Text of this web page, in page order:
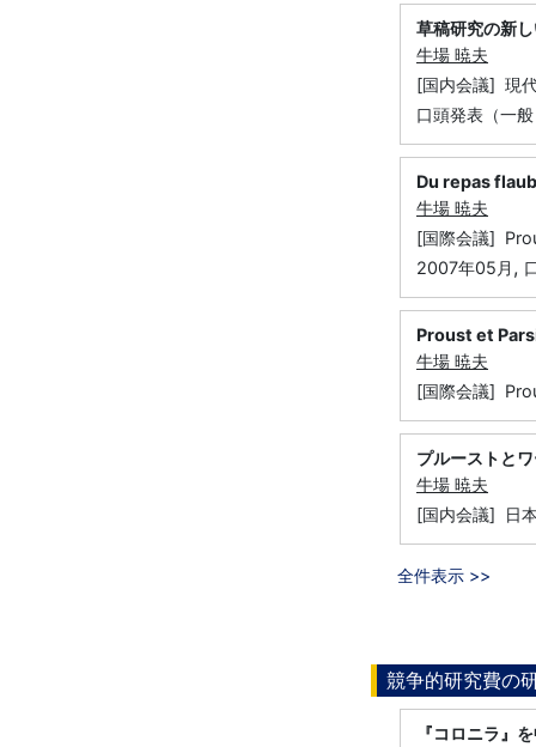
草稿研究の新
牛場 暁夫
[国内会議] 現
口頭発表（一
Du repas
牛場 暁夫
[国際会議]
2007年05月 ,
Proust et
牛場 暁夫
[国際会議]
プルーストと
牛場 暁夫
[国内会議] 日
全件表示 >>
競争的研究費の
『コロニラ』